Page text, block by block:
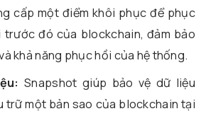
cấp một điểm khôi phục để phục
đó của blockchain, đảm bảo
khả năng phục hồi của hệ thống.
Snapshot giúp bảo vệ dữ liệu
trữ một bản sao của blockchain tại